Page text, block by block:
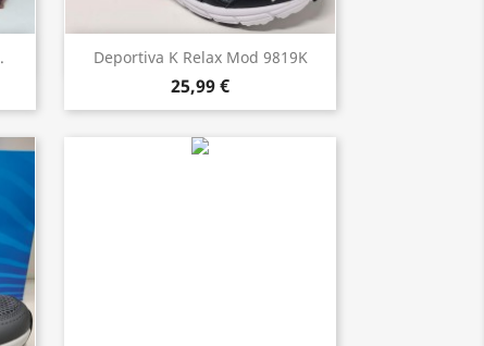
Deportiva K Relax Mod 9819K
25,99 €
Vista rápida